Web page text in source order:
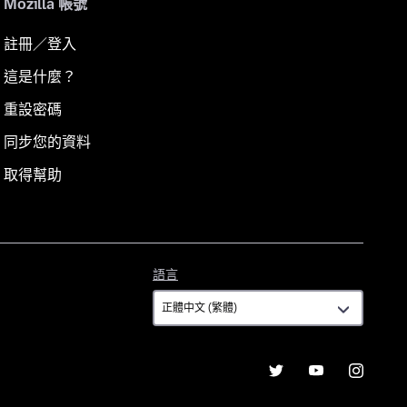
Mozilla 帳號
註冊／登入
這是什麼？
重設密碼
同步您的資料
取得幫助
語言
言